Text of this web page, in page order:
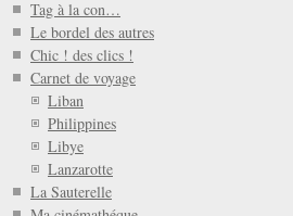
Tag à la con…
Le bordel des autres
Chic ! des clics !
Carnet de voyage
Liban
Philippines
Libye
Lanzarotte
La Sauterelle